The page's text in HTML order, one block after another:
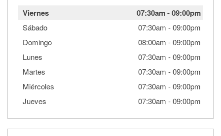
Viernes 07:30am-09:00pm
Sábado 07:30am -09:00pm
Domingo
08:00am -09:00pm
Lunes
07:30am -09:00pm
Martes
07:30am -09:00pm
Miércoles
07:30am -09:00pm
Jueves
07:30am -09:00pm